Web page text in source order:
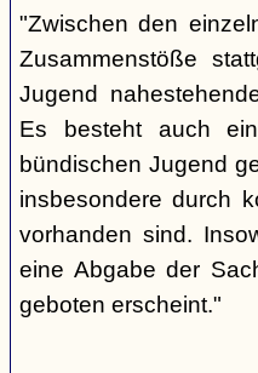
"Zwischen den
Zusammenstöße
Jugend
Es besteht auch
bündischen Jugend
insbesondere durch
vorhanden sind.
eine Abgabe der
geboten erscheint."